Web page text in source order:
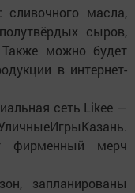
сливочного масла,
сыров,
можно будет
в интернет-
сеть Likee —
фирменный мерч
запланированы